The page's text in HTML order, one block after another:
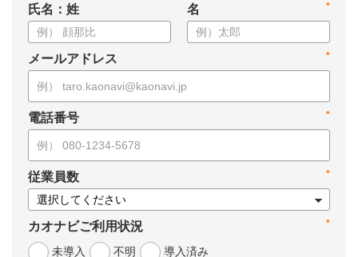
氏名：姓 *
名
*
メールアドレス
*
電話番号
*
従業員数
*
カオナビご利用状況
未導入
不明 導入済み